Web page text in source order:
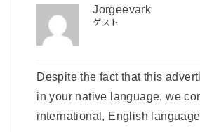
Jorgeevark
ゲスト
Despite the fact that this
in your native language, we
international, English language